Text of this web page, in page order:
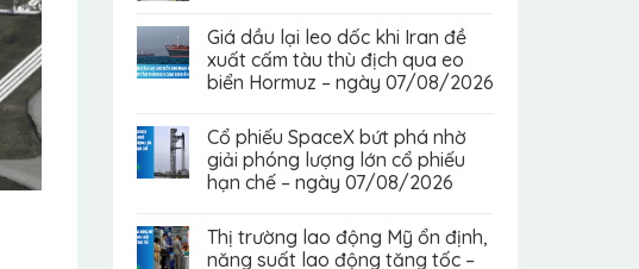
Giá dầu lại leo dốc khi Iran đề
xuất cấm tàu thù địch qua eo
biển Hormuz – ngày 07/08/2026
Cổ phiếu SpaceX bứt phá nhờ
giải phóng lượng lớn cổ phiếu
hạn chế – ngày 07/08/2026
Thị trường lao động Mỹ ổn định,
năng suất lao động tăng tốc –